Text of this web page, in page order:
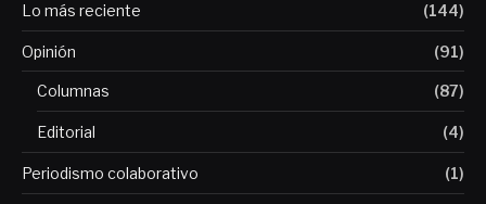
Lo más reciente (144)
Opinión (91)
Columnas (87)
Editorial (4)
Periodismo colaborativo (1)